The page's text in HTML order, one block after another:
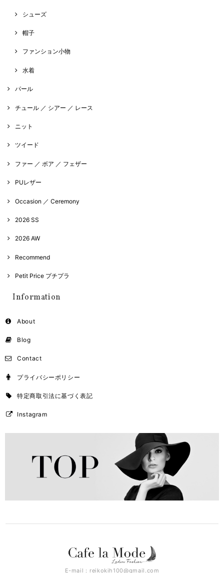
シューズ
帽子
ファンション小物
水着
パール
チュール ／ シアー ／ レース
ニット
ツイード
ファー ／ ボア ／ フェザー
PUレザー
Occasion ／ Ceremony
2026 SS
2026 AW
Recommend
Petit Price プチプラ
Information
About
Blog
Contact
プライバシーポリシー
特定商取引法に基づく表記
Instagram
E-mail： reikokih100@gmail.com